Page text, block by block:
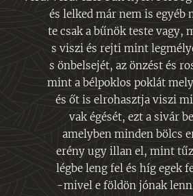
és lelked már nem is egyéb
te csak a bűnök teste vagy,
s viszi és rejti mint
s önbelsejét, az önzést és
mint a bélpoklos poklát
és őt is elrohasztja viszi
vak égését, ezt a sivár
amelyben minden bölcs
erény ugy illan el, mint
légbe leng fel és híg egek
-mivel e földön jónak